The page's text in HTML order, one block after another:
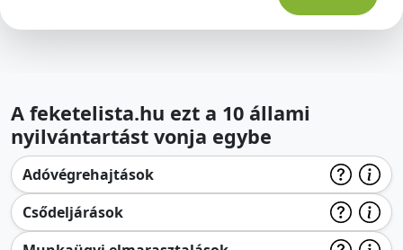
A feketelista.hu ezt a 10 állami
nyilvántartást vonja egybe
Adóvégrehajtások
Csődeljárások